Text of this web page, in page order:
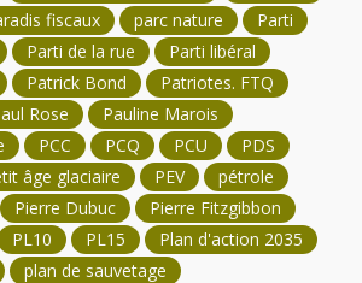
fiscaux parc nature
Parti
Parti de la rue
Parti libéral
Patrick Bond
Patriotes. FTQ
Rose
Pauline Marois
PCC PCQ PCU
PDS
âge glaciaire PEV
pétrole
Pierre Dubuc
Pierre Fitzgibbon
PL10 PL15
Plan d'action 2035
plan de sauvetage